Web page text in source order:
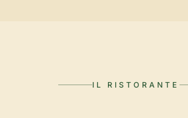
IL RISTORANTE